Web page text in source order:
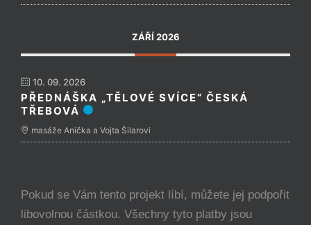
ZÁŘÍ 2026
10. 09. 2026
PŘEDNÁŠKA „TĚLOVÉ SVÍCE“ ČESKÁ
TŘEBOVÁ
masáže Anička a Vojta Šilarovi
Pokud se Vám tento projekt líbí, můžete jej podpořit
libovolnou částkou. Všechny tyto platby jsou